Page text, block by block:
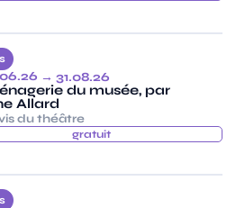
→ 31.08.26
du musée, par
Allard
du théâtre
gratuit